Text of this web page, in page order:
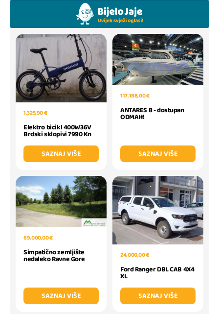
1.325,90 €
Elektro bicikl 400W36V
Brdski sklopivi 7990 Kn
SAZNAJ VIŠE
117.188,00 €
ANTARES 8 - dostupan
ODMAH!
SAZNAJ VIŠE
69.000,00 €
Simpatično zemljište
nedaleko Ravne Gore
SAZNAJ VIŠE
24.000,00 €
Ford Ranger DBL CAB 4X4
XL
SAZNAJ VIŠE